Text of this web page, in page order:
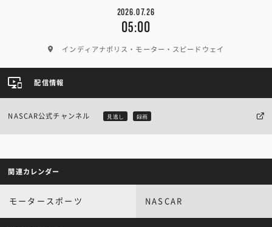
2026.07.26
05:00
インディアナポリス・モーター・スピードウェイ
配信情報
NASCAR公式チャンネル 見逃し 録画
関連カレンダー
モータースポーツ NASCAR